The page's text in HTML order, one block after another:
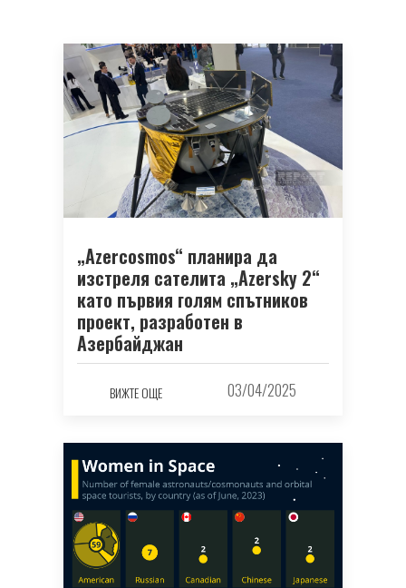
„Azercosmos“ планира да
изстреля сателита „Azersky 2“
като първия голям спътников
проект, разработен в
Азербайджан
ВИЖТЕ ОЩЕ 03/04/2025